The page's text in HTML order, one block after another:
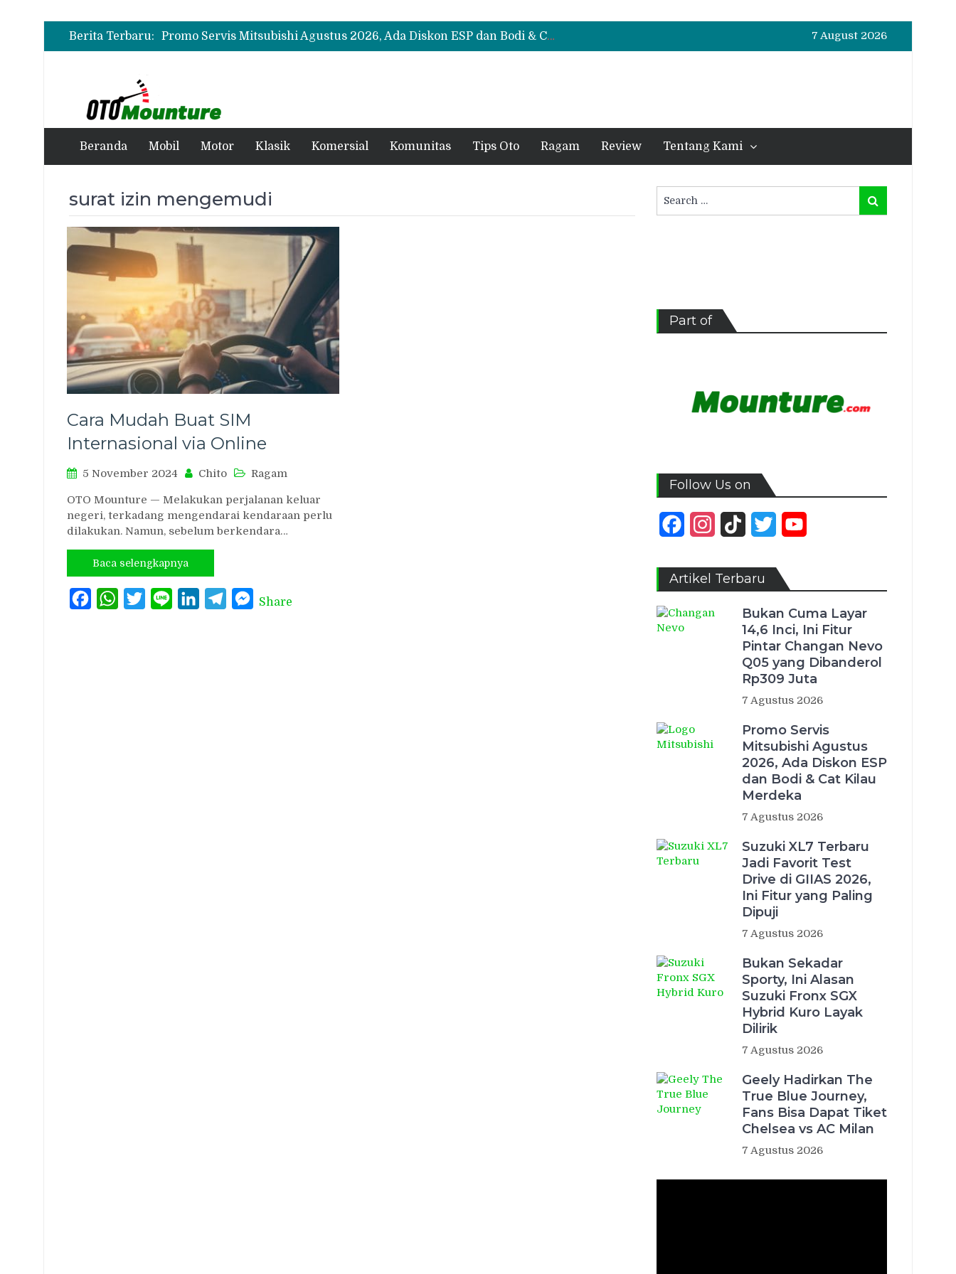
Berita Terbaru:
Bukan Cuma Layar 14,6 Inci, Ini Fitur Pintar Changan Nevo Q05 yang Dibanderol Rp309 Juta
Promo Servis Mitsubishi Agustus 2026, Ada Diskon ESP dan Bodi & Cat Kilau Merdeka
Suzuki XL7 Terbaru Jadi Favorit Test Drive di GIIAS 2026, Ini Fitur yang Paling Dipuji
7 August 2026
Beranda Mobil Motor Klasik Komersial Komunitas Tips Oto Ragam Review Tentang Kami
surat izin mengemudi
Cara Mudah Buat SIM
Internasional via Online
5 November 2024 Chito Ragam
OTO Mounture — Melakukan perjalanan keluar
negeri, terkadang mengendarai kendaraan perlu
dilakukan. Namun, sebelum berkendara…
Baca selengkapnya
FacebookWhatsAppTwitterLine LinkedInTelegramMessenger
Share
for:
Search
Part of
Follow Us on
FacebookInstagram
TikTok Twitter
Artikel Terbaru
Bukan Cuma Layar
14,6 Inci, Ini Fitur
Pintar Changan Nevo
Q05 yang Dibanderol
Rp309 Juta
7 Agustus 2026
Promo Servis
Mitsubishi Agustus
2026, Ada Diskon ESP
dan Bodi & Cat Kilau
Merdeka
7 Agustus 2026
Suzuki XL7 Terbaru
Jadi Favorit Test
Drive di GIIAS 2026,
Ini Fitur yang Paling
Dipuji
7 Agustus 2026
Bukan Sekadar
Sporty, Ini Alasan
Suzuki Fronx SGX
Hybrid Kuro Layak
Dilirik
7 Agustus 2026
Geely Hadirkan The
True Blue Journey,
Fans Bisa Dapat Tiket
Chelsea vs AC Milan
7 Agustus 2026